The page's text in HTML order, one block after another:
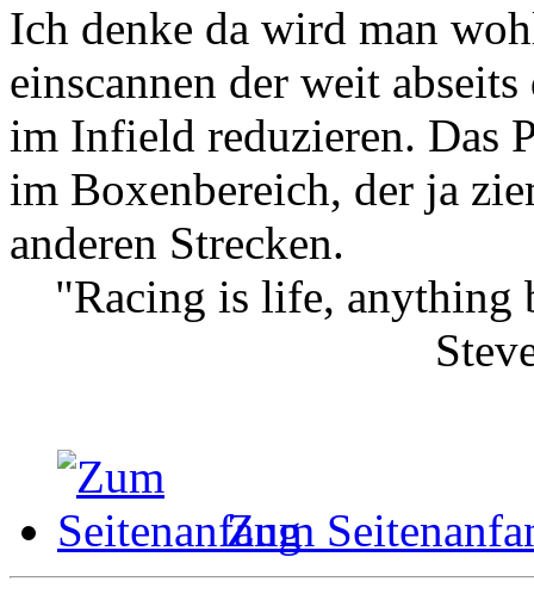
Ich denke da wird man
einscannen der weit
im Infield reduzieren. Das
im Boxenbereich, der ja
anderen Strecken.
"Racing is life, anything
Zum